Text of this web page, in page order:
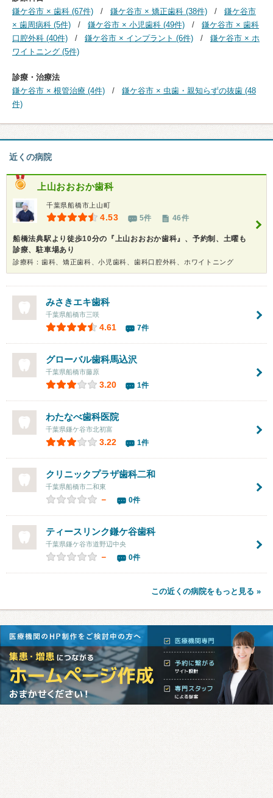
鎌ケ谷市 × 歯科 (67件)
鎌ケ谷市 × 矯正歯科 (38件)
鎌ケ谷市
× 歯周病科 (5件)
鎌ケ谷市 × 小児歯科 (49件)
鎌ケ谷市 × 歯科
口腔外科 (40件)
鎌ケ谷市 × インプラント (6件)
鎌ケ谷市 × ホ
ワイトニング (5件)
診療・治療法
鎌ケ谷市 × 根管治療 (4件)
鎌ケ谷市 × 虫歯・親知らずの抜歯 (48
件)
近くの病院
上山おおおか歯科
千葉県船橋市上山町
4.53 5件 46件
船橋法典駅より徒歩10分の『上山おおおか歯科』、予約制、土曜も
診療、駐車場あり
診療科：歯科、矯正歯科、小児歯科、歯科口腔外科、ホワイトニング
みさきエキ歯科
千葉県船橋市三咲
4.61 7件
グローバル歯科馬込沢
千葉県船橋市藤原
3.20 1件
わたなべ歯科医院
千葉県鎌ケ谷市北初富
3.22 1件
クリニックプラザ歯科二和
千葉県船橋市二和東
－ 0件
ティースリンク鎌ケ谷歯科
千葉県鎌ケ谷市道野辺中央
－ 0件
この近くの病院をもっと見る »